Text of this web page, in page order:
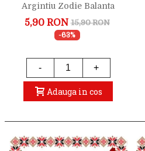
Argintiu Zodie Balanta
5,90 RON 15,90 RON
-63%
- +
Adauga in cos